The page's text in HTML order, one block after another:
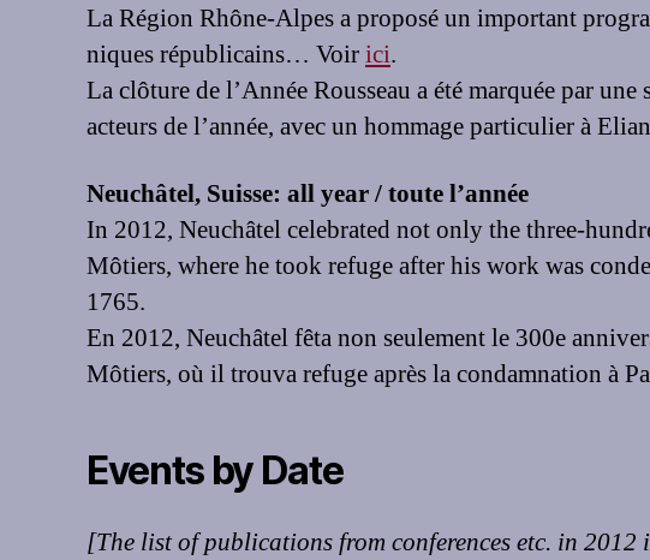
La Région Rhône-Alpes a proposé un important
niques républicains… Voirici.
La clôture de l’Année Rousseau a été marquée par
acteurs de l’année, avec un hommage particulier à
Neuchâtel, Suisse: all year / toute l’année
In 2012, Neuchâtel celebrated not only the three-
Môtiers, where he took refuge after his work was
1765.
En 2012, Neuchâtel fêta non seulement le 300e
Môtiers, où il trouva refuge après la condamnation à
Events by Date
[The list of publications from conferences etc. in 2012